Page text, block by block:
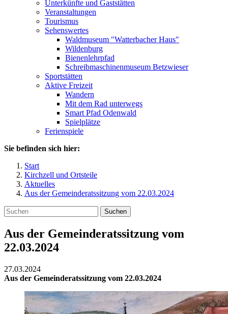
Unterkünfte und Gaststätten
Veranstaltungen
Tourismus
Sehenswertes
Waldmuseum "Watterbacher Haus"
Wildenburg
Bienenlehrpfad
Schreibmaschinenmuseum Betzwieser
Sportstätten
Aktive Freizeit
Wandern
Mit dem Rad unterwegs
Smart Pfad Odenwald
Spielplätze
Ferienspiele
Sie befinden sich hier:
Start
Kirchzell und Ortsteile
Aktuelles
Aus der Gemeinderatssitzung vom 22.03.2024
Suchen
Aus der Gemeinderatssitzung vom
22.03.2024
27.03.2024
Aus der Gemeinderatssitzung vom 22.03.2024